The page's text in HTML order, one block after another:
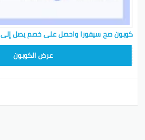
كوبون صح سيفورا واحصل على خصم يصل إلى 61٪ الميك اب
عرض الكوبون